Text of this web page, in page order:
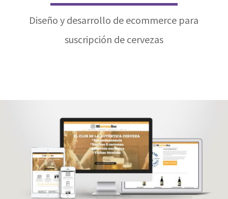
Diseño y desarrollo de ecommerce para
suscripción de cervezas